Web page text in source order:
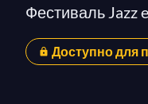
Фестиваль Jazz
Доступно для